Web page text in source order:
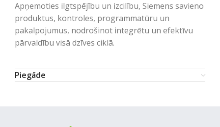
Apņemoties ilgtspējību un izcilību, Siemens savieno
produktus, kontroles, programmatūru un
pakalpojumus, nodrošinot integrētu un efektīvu
pārvaldību visā dzīves ciklā.
Piegāde